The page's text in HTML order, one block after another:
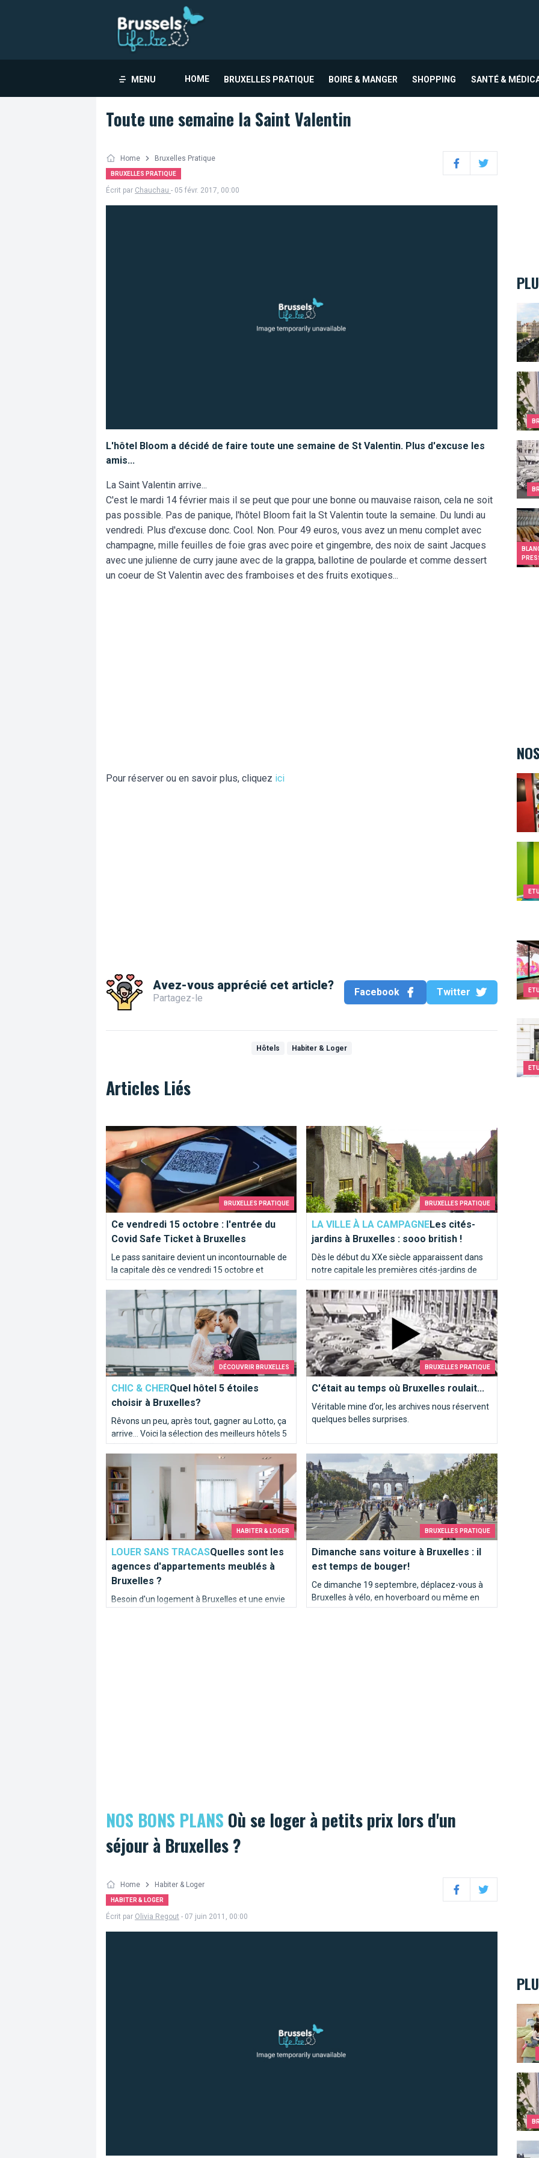
MENU HOME BRUXELLES PRATIQUE BOIRE & MANGER SHOPPING SANTÉ &
Toute une semaine la Saint Valentin
Home Bruxelles Pratique
BRUXELLES PRATIQUE FacebookTwitter
Écrit par Chauchau - 05 févr. 2017, 00:00
L'hôtel Bloom a décidé de faire toute une semaine de St Valentin. Plus d'excuse les
amis...
La Saint Valentin arrive...
C'est le mardi 14 février mais il se peut que pour une bonne ou mauvaise raison, cela ne soit
pas possible. Pas de panique, l'hôtel Bloom fait la St Valentin toute la semaine. Du lundi au
vendredi. Plus d'excuse donc. Cool. Non. Pour 49 euros, vous avez un menu complet avec
champagne, mille feuilles de foie gras avec poire et gingembre, des noix de saint Jacques
avec une julienne de curry jaune avec de la grappa, ballotine de poularde et comme dessert
un coeur de St Valentin avec des framboises et des fruits exotiques...
Pour réserver ou en savoir plus, cliquez ici
Avez-vous apprécié cet article?
Partagez-le
Facebook Twitter
Hôtels Habiter & Loger
Articles Liés
BRUXELLES PRATIQUE
Ce vendredi 15 octobre : l'entrée du
Covid Safe Ticket à Bruxelles
Le pass sanitaire devient un incontournable de
la capitale dès ce vendredi 15 octobre et
jusqu'au 15 janvier. D'ici-là nous constaterons
son efficacité à Bruxelles... ou pas ! Il est temps
que cette crise cesse !
Ce vendredi 15 octobre : l'entrée du Covid Safe Ticket à Bruxelles
BRUXELLES PRATIQUE
LA VILLE À LA CAMPAGNELes cités-
jardins à Bruxelles : sooo british !
Dès le début du XXe siècle apparaissent dans
notre capitale les premières cités-jardins de
style anglais, lesquelles se multiplient au
lendemain de la Grande Guerre. Cité Floréal,
Cité Moderne, Cité Van Lindt... partez à leur
découverte !
Les cités-jardins à Bruxelles : sooo british !
DÉCOUVRIR BRUXELLES
CHIC & CHERQuel hôtel 5 étoiles
choisir à Bruxelles?
Rêvons un peu, après tout, gagner au Lotto, ça
arrive... Voici la sélection des meilleurs hôtels 5
étoiles de Bruxelles! C'est là que les stars
internationales font escale avant de rentrer
avec leurs chocolats!
Quel hôtel 5 étoiles choisir à Bruxelles?
BRUXELLES PRATIQUE
C'était au temps où Bruxelles roulait...
Véritable mine d’or, les archives nous réservent
quelques belles surprises.
C'était au temps où Bruxelles roulait...
HABITER & LOGER
LOUER SANS TRACASQuelles sont les
agences d'appartements meublés à
Bruxelles ?
Besoin d'un logement à Bruxelles et une envie
Quelles sont les agences d'appartements meublés à Bruxelles ?
BRUXELLES PRATIQUE
Dimanche sans voiture à Bruxelles : il
est temps de bouger!
Ce dimanche 19 septembre, déplacez-vous à
Bruxelles à vélo, en hoverboard ou même en
poney si vous le souhaitez et profitez
Dimanche sans voiture à Bruxelles : il est temps de
NOS BONS PLANS Où se loger à petits prix lors d'un
séjour à Bruxelles ?
Home Habiter & Loger
HABITER & LOGER FacebookTwitter
Écrit par Olivia Regout - 07 juin 2011, 00:00